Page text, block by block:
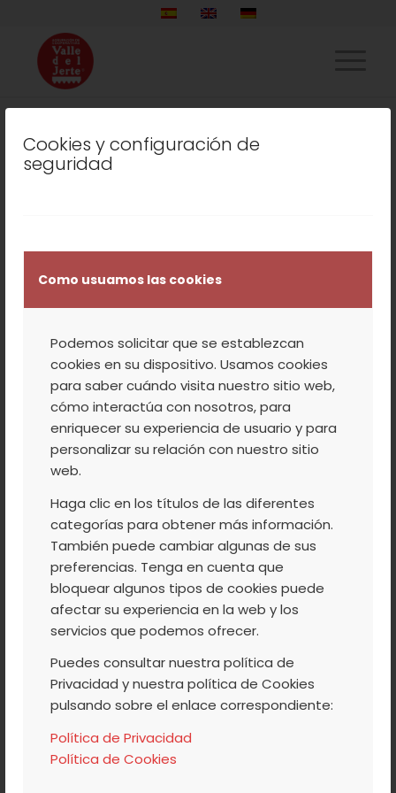
Cookies y configuración de
seguridad
Como usuamos las cookies
Podemos solicitar que se establezcan
cookies en su dispositivo. Usamos cookies
para saber cuándo visita nuestro sitio web,
cómo interactúa con nosotros, para
enriquecer su experiencia de usuario y para
personalizar su relación con nuestro sitio
web.
Haga clic en los títulos de las diferentes
categorías para obtener más información.
También puede cambiar algunas de sus
preferencias. Tenga en cuenta que
bloquear algunos tipos de cookies puede
afectar su experiencia en la web y los
servicios que podemos ofrecer.
Puedes consultar nuestra política de
Privacidad y nuestra política de Cookies
pulsando sobre el enlace correspondiente:
Política de Privacidad
Política de Cookies
LISTADO DE LA ETIQUETA:
RECETA DE CRÊPE CON
PLÁTANO Y
PREPARADO DE
FRAMBUESA
Aprovechando que este fin de semana va
a llover y hay que hacer planes con los
niños, os proponemos meteros en la cocina
con ellos y preparar una receta sencilla y
muy rica: crêpes con plátano y preparado
de frambuesasdel Valle del Jerte
Leer más
6 MAYO, 2016
/ 0 COMENTARIOS